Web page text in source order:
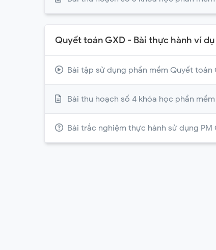
Quyết toán GXD - Bài thực hành ví dụ
Bài tập sử dụng phần mềm Quyết
Bài thu hoạch số 4 khóa học phần
Bài trắc nghiệm thực hành sử dụng PM